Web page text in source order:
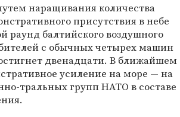
наращивания количества
присутствия в небе
балтийского воздушного
с обычных четырех машин
двенадцати. В ближайшем
усиление на море — на
тральных групп НАТО в составе